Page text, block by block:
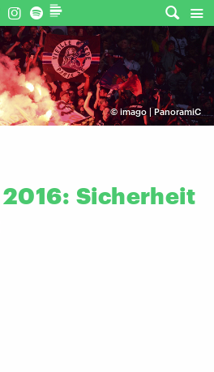
© imago | PanoramiC
2016: Sicherheit